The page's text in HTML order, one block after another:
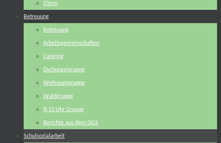
Eltern
Betreuung
Betreuung
Arbeitsgemeinschaften
Catering
Dschungelgruppe
Weltraumgruppe
Waldgruppe
8-13 Uhr Gruppe
Berichte aus dem OGS
Schulsozialarbeit